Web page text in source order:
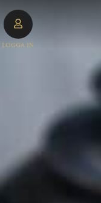
LOGGA IN